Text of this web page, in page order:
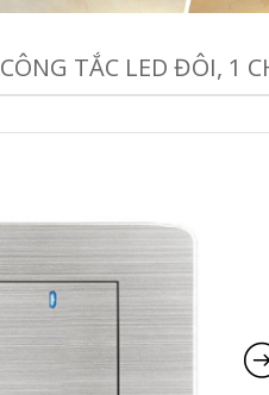
CÔNG TẮC LED ĐÔI, 1